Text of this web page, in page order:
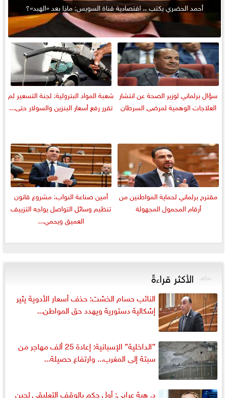
أحمد الحضري يكتب .. اقتصادية قناة السويس: ماذا بعد «الهبد»؟
سؤال برلماني لوزير الصحة عن انتشار
العلاجات الوهمية لمرضى السرطان
شعبة المواد البترولية: لجنة التسعير لم
تقرر رفع أسعار البنزين والسولار حتى...
مقترح برلماني لحماية المواطنين من
أرقام المحمول المجهولة
أمين صناعة النواب: مشروع قانون
تنظيم وسائل التواصل يواجه التزييف
العميق ويحمي...
الأكثر قراءةً
النائب حسام الخشت: حذف أسعار الأدوية يثير
إشكالية دستورية ويهدد حق المواطن...
”الداخلية” الإسبانية: إعادة 25 ألف مهاجر من
سبتة إلى المغرب... وارتفاع حصيلة...
د. هبة عرابي: أول حكم بالوقف التعليقي لحين